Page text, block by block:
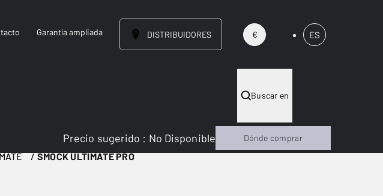
Garantía ampliada DISTRIBUIDORES € ES
Buscar en
SMOCK ULTIMATE PRO
Precio sugerido : No Disponible Dónde comprar